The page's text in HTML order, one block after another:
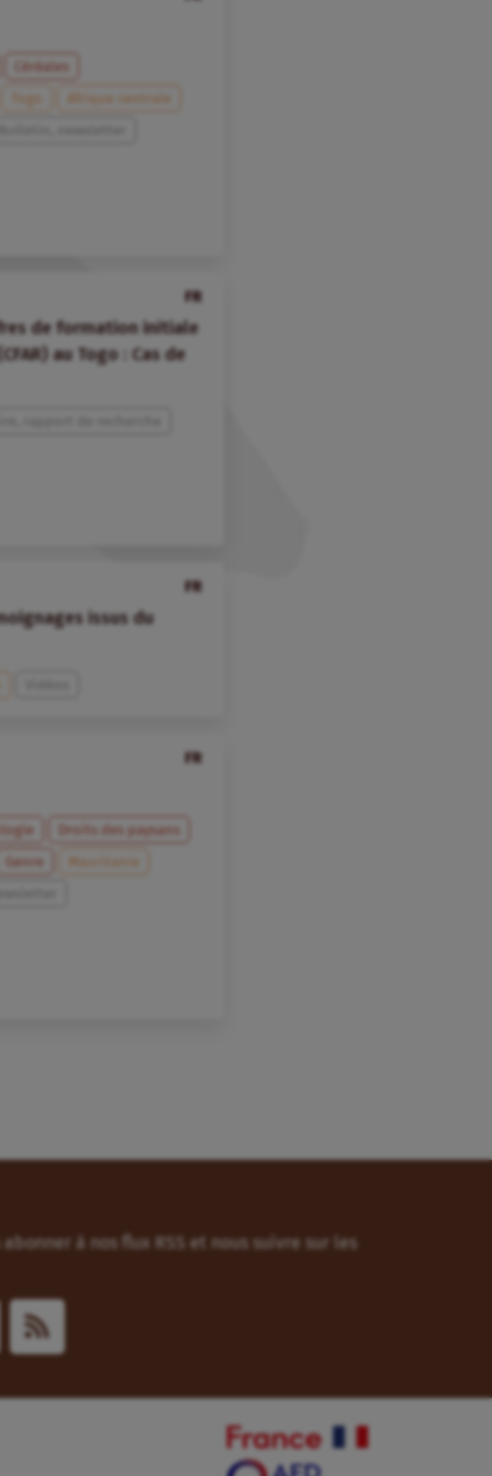
Céréales
Togo
Afrique centrale
FR
de formation initiale
au Togo : Cas de
FR
issus du
FR
Droits des paysans
Genre
Mauritanie
à nos flux RSS et nous suivre sur les